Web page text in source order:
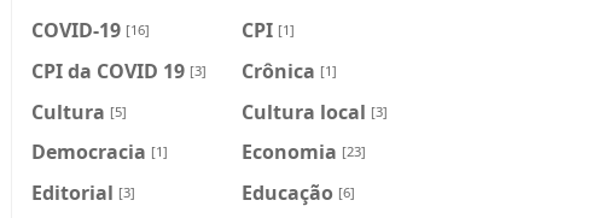
COVID-19 [16] CPI [1]
CPI da COVID 19 [3] Crônica [1]
Cultura [5] Cultura local [3]
Democracia [1] Economia [23]
Editorial [3] Educação [6]